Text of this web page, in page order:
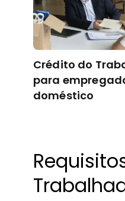
Crédito do
para
doméstico